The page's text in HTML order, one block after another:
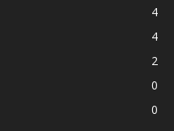
4
4
2
0
0